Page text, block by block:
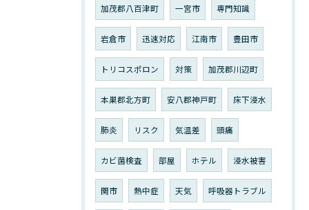
加茂郡八百津町 一宮市 専門知識
岩倉市 迅速対応 江南市 豊田市
トリコスポロン 対策 加茂郡川辺町
本巣郡北方町 安八郡神戸町 床下浸水
肺炎 リスク 気温差 頭痛
カビ菌検査 部屋 ホテル 浸水被害
関市 熱中症 天気 呼吸器トラブル